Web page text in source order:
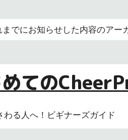
でにお知らせした内容のアー
ての
わる人へ！ビギナーズガイド